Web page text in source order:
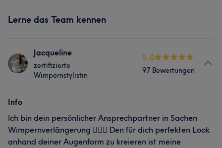
Lerne das Team kennen
Jacqueline
zertifizierte
Wimpernstylistin
5.0
97 Bewertungen
Info
Ich bin dein persönlicher Ansprechpartner in Sachen
Wimpernverlängerung 🧏🏻‍♀️ Den für dich perfekten Look
anhand deiner Augenform zu kreieren ist meine